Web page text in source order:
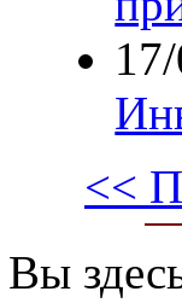
<<
Вы